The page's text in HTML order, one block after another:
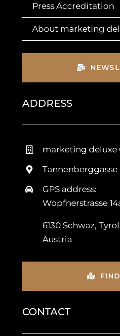
Press Accreditation
About marketing
ADDRESS
marketing deluxe
Tannenberggasse
GPS address:
Wopfnerstrasse
6130 Schwaz, Tyrol
Austria
CONTACT